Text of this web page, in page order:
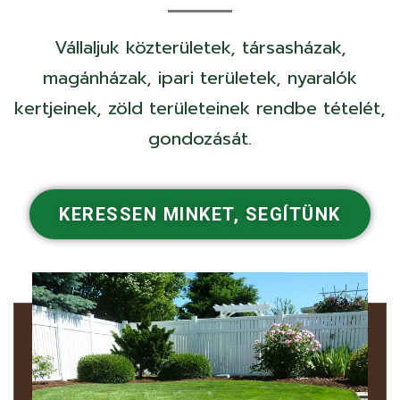
Vállaljuk közterületek, társasházak,
magánházak, ipari területek, nyaralók
kertjeinek, zöld területeinek rendbe tételét,
gondozását.
KERESSEN MINKET, SEGÍTÜNK